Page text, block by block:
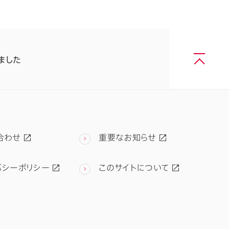
した
わせ 重要なお知らせ
シーポリシー このサイトについて